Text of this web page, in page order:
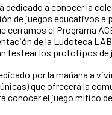
dedicado a conocer la
de juegos educativos
cerramos el Programa
de la Ludoteca
testear los prototipos de
por la mañana a
que ofrecerá la
conocer el juego mítico